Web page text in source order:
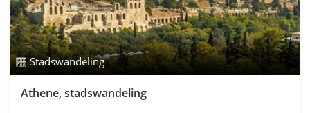
Stadswandeling
Athene, stadswandeling